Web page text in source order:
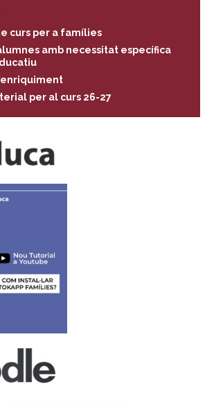
curs per a famílies
amb necessitat específica
per al curs 26-27